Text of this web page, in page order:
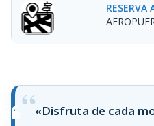
RESERVA
«Disfruta de cada